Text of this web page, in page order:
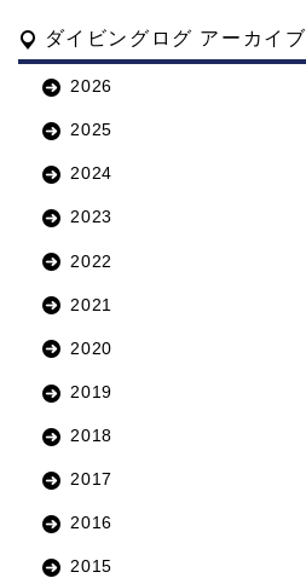
ダイビングログ アーカイブ
2026
2025
2024
2023
2022
2021
2020
2019
2018
2017
2016
2015